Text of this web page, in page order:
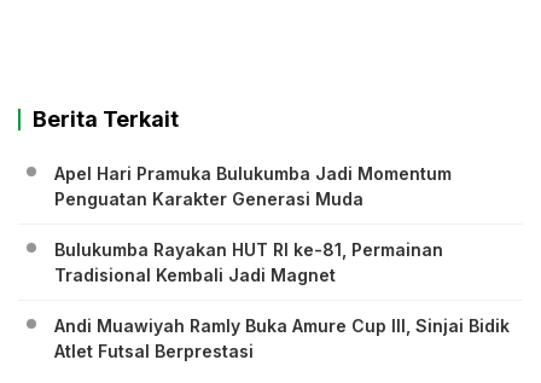
Berita Terkait
Apel Hari Pramuka Bulukumba Jadi Momentum
Penguatan Karakter Generasi Muda
Bulukumba Rayakan HUT RI ke-81, Permainan
Tradisional Kembali Jadi Magnet
Andi Muawiyah Ramly Buka Amure Cup III, Sinjai Bidik
Atlet Futsal Berprestasi